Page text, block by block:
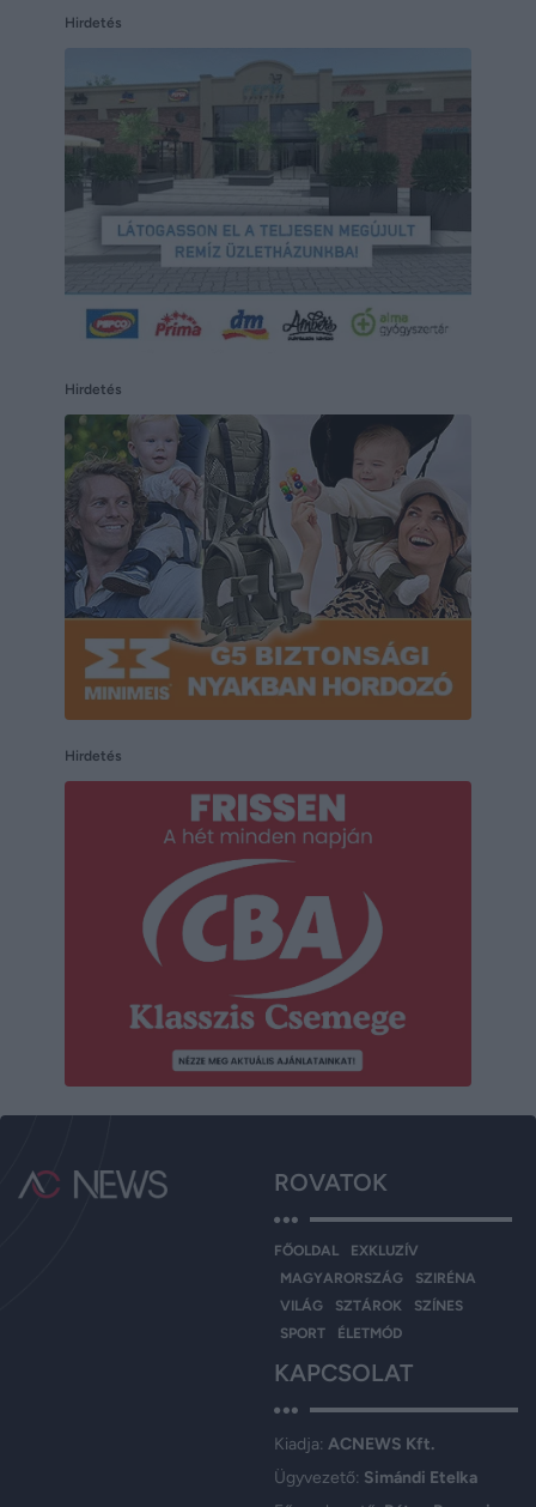
Hirdetés
Hirdetés
Hirdetés
ROVATOK
FŐOLDAL
EXKLUZÍV
MAGYARORSZÁG
SZIRÉNA
VILÁG
SZTÁROK
SZÍNES
SPORT
ÉLETMÓD
KAPCSOLAT
Kiadja: ACNEWS Kft.
Ügyvezető: Simándi Etelka